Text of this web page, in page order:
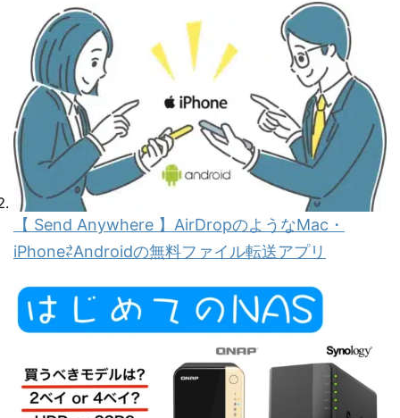
【 Send Anywhere 】AirDropのようなMac・
iPhone⇄Androidの無料ファイル転送アプリ